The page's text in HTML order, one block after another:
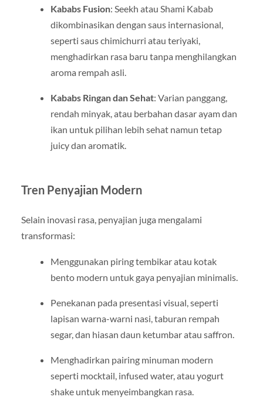
Kababs Fusion: Seekh atau Shami Kabab
dikombinasikan dengan saus internasional,
seperti saus chimichurri atau teriyaki,
menghadirkan rasa baru tanpa menghilangkan
aroma rempah asli.
Kababs Ringan dan Sehat: Varian panggang,
rendah minyak, atau berbahan dasar ayam dan
ikan untuk pilihan lebih sehat namun tetap
juicy dan aromatik.
Tren Penyajian Modern
Selain inovasi rasa, penyajian juga mengalami
transformasi:
Menggunakan piring tembikar atau kotak
bento modern untuk gaya penyajian minimalis.
Penekanan pada presentasi visual, seperti
lapisan warna-warni nasi, taburan rempah
segar, dan hiasan daun ketumbar atau saffron.
Menghadirkan pairing minuman modern
seperti mocktail, infused water, atau yogurt
shake untuk menyeimbangkan rasa.